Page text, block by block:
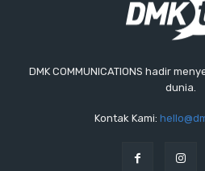
DMK COMMUNICATIONS hadir
dunia.
Kontak Kami: